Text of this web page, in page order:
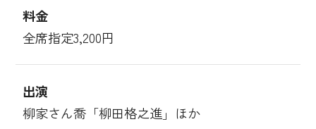
料金
全席指定3,200円
出演
柳家さん喬「柳田格之進」ほか